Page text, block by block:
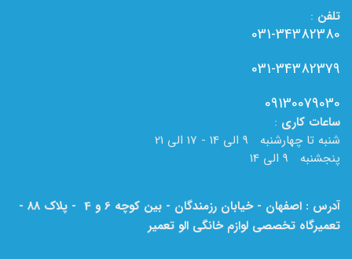
تلفن :
031-34382380
031-34382379
09130079030
ساعات کاری :
شنبه تا چهارشنبه 9 الی 14 - 17 الی 21
پنجشنبه 9 الی 14
آدرس : اصفهان - خیابان رزمندگان - بین کوچه 6 و 4 - پلاک 88 -
تعمیرگاه تخصصی لوازم خانگی الو تعمیر